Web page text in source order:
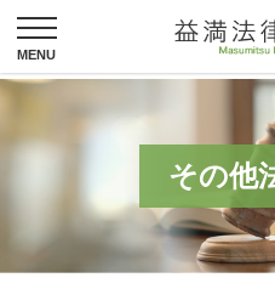
その他